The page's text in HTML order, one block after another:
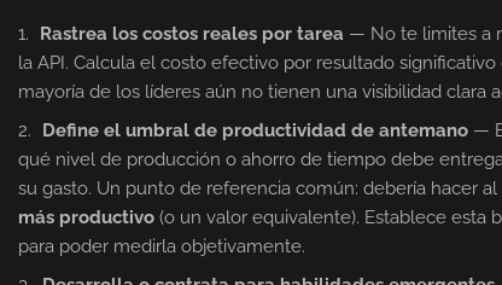
Rastrea los costos reales por tarea — No te limites a
la API. Calcula el costo efectivo por resultado
mayoría de los líderes aún no tienen una visibilidad clara
Define el umbral de productividad de antemano —
qué nivel de producción o ahorro de tiempo debe
su gasto. Un punto de referencia común: debería hacer
más productivo (o un valor equivalente). Establece esta
para poder medirla objetivamente.